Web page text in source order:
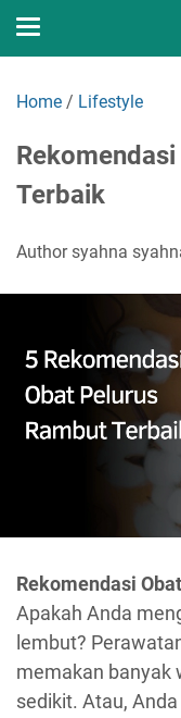
Home / Lifestyle
Terbaik
Authorsyahna
Rekomendasi
Apakah Anda
lembut?
memakan banyak
sedikit. Atau,